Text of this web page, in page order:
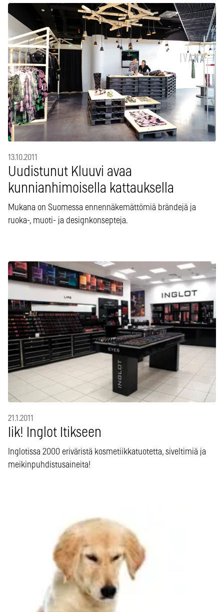
13.10.2011
Uudistunut Kluuvi avaa
kunnianhimoisella kattauksella
Mukana on Suomessa ennennäkemättömiä brändejä ja
ruoka-, muoti- ja designkonsepteja.
21.1.2011
Iik! Inglot Itikseen
Inglotissa 2000 eriväristä kosmetiikkatuotetta, siveltimiä ja
meikinpuhdistusaineita!